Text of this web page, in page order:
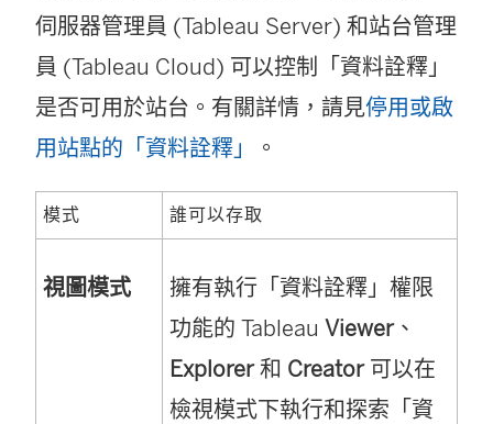
伺服器管理員 (Tableau Server) 和站台管理
員 (Tableau Cloud) 可以控制「資料詮釋」
是否可用於站台。有關詳情，請見停用或啟
用站點的「資料詮釋」
。
模式 誰可以存取
視圖模式
擁有執行「資料詮釋」權限
功能的 Tableau Viewer、
Explorer和 Creator可以在
檢視模式下執行和探索「資